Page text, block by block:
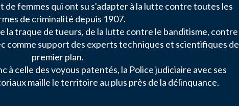
de femmes qui ont su s'adapter à la lutte contre toutes les
de criminalité depuis 1907.
la traque de tueurs, de la lutte contre le banditisme, contre
comme support des experts techniques et scientifiques de
premier plan.
à celle des voyous patentés, la Police judiciaire avec ses
maille le territoire au plus près de la délinquance.